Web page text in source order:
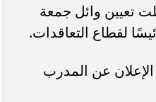
تعيين وائل جمعة
لقطاع التعاقدات.
عن المدرب